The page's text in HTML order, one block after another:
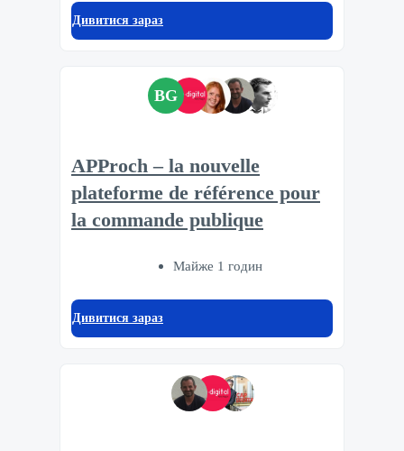
Дивитися зараз
BG
APProch – la nouvelle
plateforme de référence pour
la commande publique
Майже 1 годин
Дивитися зараз